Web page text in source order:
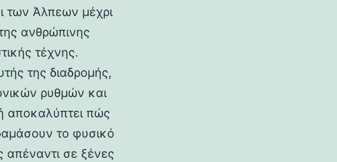
των Άλπεων μέχρι
ανθρώπινης
τέχνης.
της διαδρομής,
ρυθμών και
αποκαλύπτει πώς
το φυσικό
απέναντι σε ξένες